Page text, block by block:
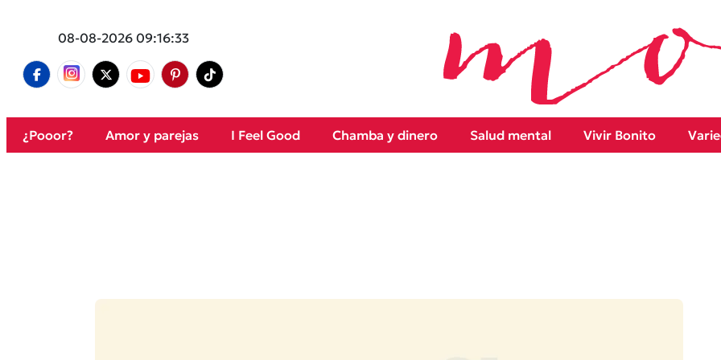
08-08-2026 09:16:33
¿Pooor? Amor y parejas I Feel Good Chamba y dinero Salud mental Vivir Bonito